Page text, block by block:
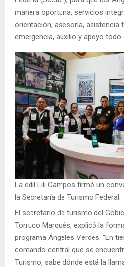
manera oportuna, servicios
orientación, asesoría, asistencia
emergencia, auxilio y apoyo todo
La edil Lili Campos firmó un
la Secretaría de Turismo Federal
El secretario de turismo del
Torruco Marqués, explicó la
programa Ángeles Verdes. “En
comando central que se
Turismo, sabe dónde está la